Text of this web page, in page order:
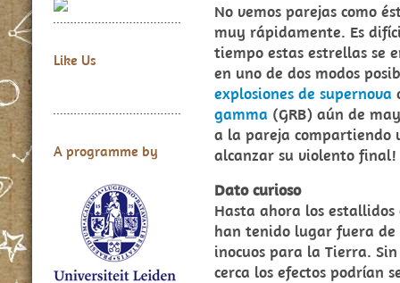
Like Us
A programme by
No vemos parejas como
muy rápidamente. Es
tiempo estas estrellas se
en uno de dos modos
explosiones de supernova
gamma (GRB) aún de
a la pareja compartiendo
alcanzar su violento final!
Dato curioso
Hasta ahora los
han tenido lugar fuera
inocuos para la Tierra.
cerca los efectos podrían